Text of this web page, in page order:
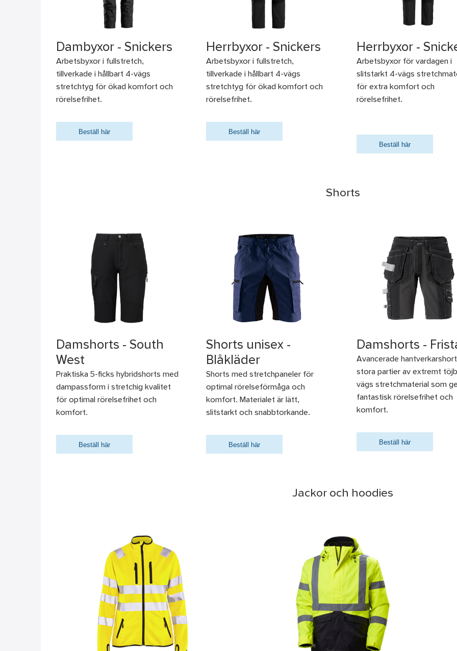
Dambyxor - Snickers
Arbetsbyxor i fullstretch,
tillverkade i hållbart 4-vägs
stretchtyg för ökad komfort och
rörelsefrihet.
Beställ här
Herrbyxor - Snickers
Arbetsbyxor i fullstretch,
tillverkade i hållbart 4-vägs
stretchtyg för ökad komfort och
rörelsefrihet.
Beställ här
Herrbyxor -
Arbetsbyxor för vardagen i
slitstarkt 4-vägs
för extra komfort och
rörelsefrihet.
Beställ här
Shorts
Damshorts - South
West
Praktiska 5-ficks hybridshorts med
dampassform i stretchig kvalitet
för optimal rörelsefrihet och
komfort.
Beställ här
Shorts unisex -
Blåkläder
Shorts med stretchpaneler för
optimal rörelseförmåga och
komfort. Materialet är lätt,
slitstarkt och snabbtorkande.
Beställ här
Damshorts -
Avancerade
stora partier av extremt
vägs stretchmaterial som
fantastisk rörelsefrihet och
komfort.
Beställ här
Jackor och hoodies